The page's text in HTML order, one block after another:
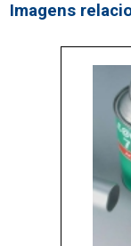
Imagens